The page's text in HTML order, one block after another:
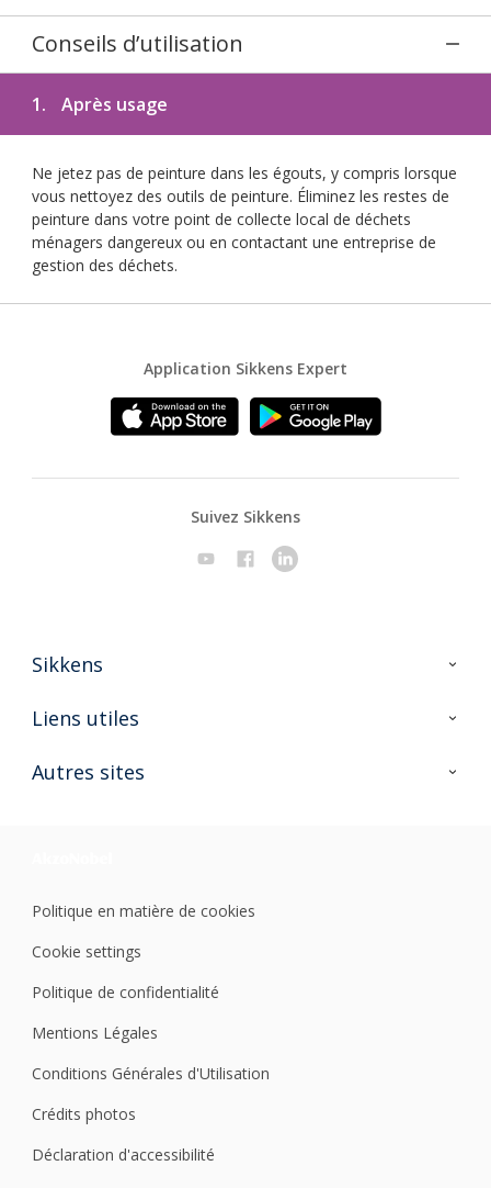
Conseils d’utilisation
1. Après usage
Ne jetez pas de peinture dans les égouts, y compris lorsque
vous nettoyez des outils de peinture. Éliminez les restes de
peinture dans votre point de collecte local de déchets
ménagers dangereux ou en contactant une entreprise de
gestion des déchets.
Application Sikkens Expert
Suivez Sikkens
Sikkens
A propos de Sikkens
Liens utiles
Ouvrir un magasin PASS
Autres sites
Politique en matière de cookies
Cookie settings
Politique de confidentialité
Mentions Légales
Conditions Générales d'Utilisation
Crédits photos
Déclaration d'accessibilité